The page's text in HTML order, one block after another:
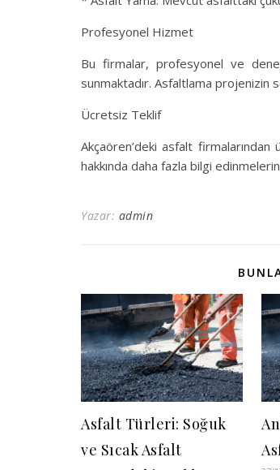
Profesyonel Hizmet
Bu firmalar, profesyonel ve
sunmaktadır. Asfaltlama projenizin
Ücretsiz Teklif
Akçaören’deki asfalt
hakkında daha fazla bilgi
Yazar: admin
Asfalt Türleri: Soğuk
ve Sıcak Asfalt